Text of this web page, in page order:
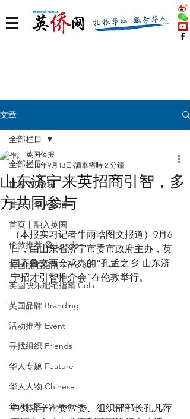
文章
全部栏目
世界 🌎 版块
首页丨华人生活
首页丨融入英国
伦敦推荐 🎡 London
英国脱宅指南 Time out
英国快乐肥宅指南 Cola
英国品牌 Branding
活动推荐 Event
寻找组织 Friends
华人专题 Feature
华人人物 Chinese
华人社区 Community
全部栏目
山东济宁来英招商引智，多
方共同参与
英国侨报
2018年9月13日 讀畢需時 2 分鐘
（本报实习记者牛雨晗图文报道）9月6
日，由山东省济宁市委市政府主办，英
国齐鲁文商会承办的“孔孟之乡-山东济
宁招才引智推介会”在伦敦举行。
中共济宁市委常委、组织部部长孔凡萍